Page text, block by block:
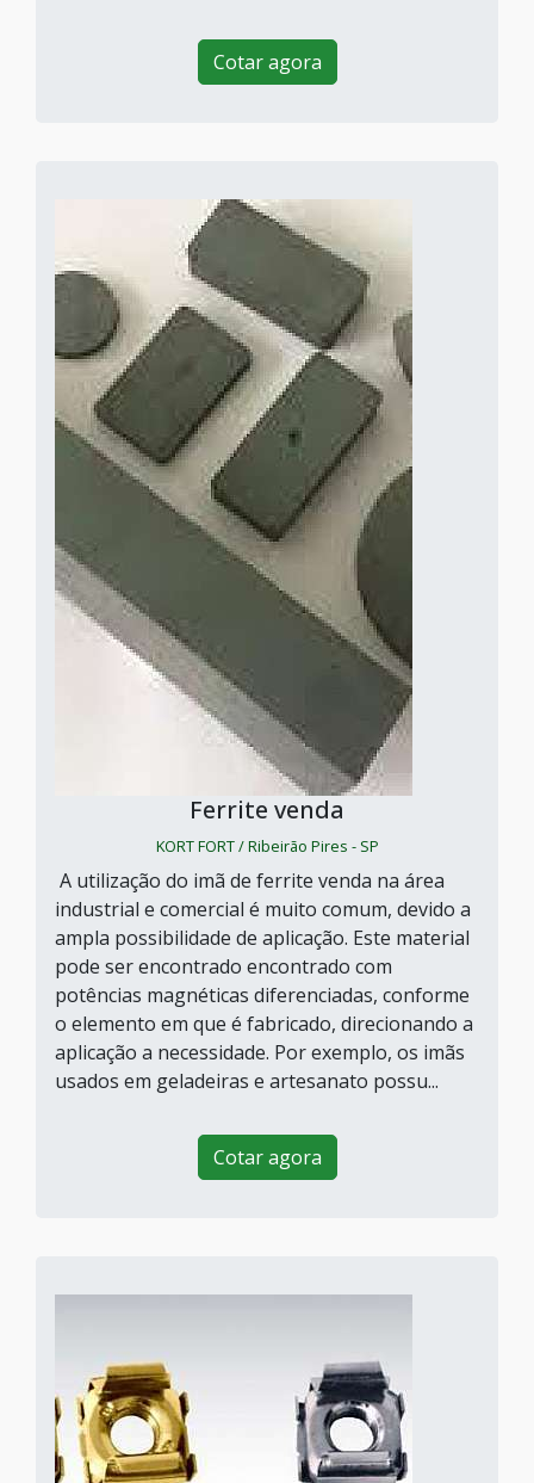
Cotar agora
Ferrite venda
KORT FORT / Ribeirão Pires - SP
A utilização do imã de ferrite venda na área
industrial e comercial é muito comum, devido a
ampla possibilidade de aplicação. Este material
pode ser encontrado encontrado com
potências magnéticas diferenciadas, conforme
o elemento em que é fabricado, direcionando a
aplicação a necessidade. Por exemplo, os imãs
usados em geladeiras e artesanato possu...
Cotar agora